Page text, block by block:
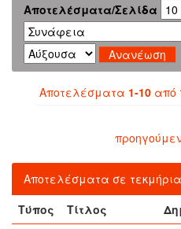
Αποτελέσματα/Σελίδα
Αποτελέσματα 1-10 από
Αποτελέσματα σε
Τύπος
Τίτλος